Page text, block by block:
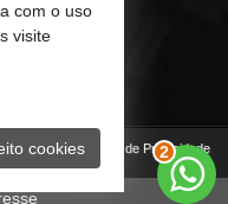
Política de Privacidade
2
com o uso
visite
cookies